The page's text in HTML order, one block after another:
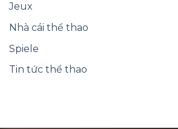
Jeux
Nhà cái thể thao
Spiele
Tin tức thể thao